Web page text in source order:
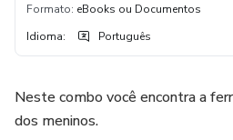
Formato: eBooks ou Documentos
Idioma: Português
Neste combo você encontra a
dos meninos.